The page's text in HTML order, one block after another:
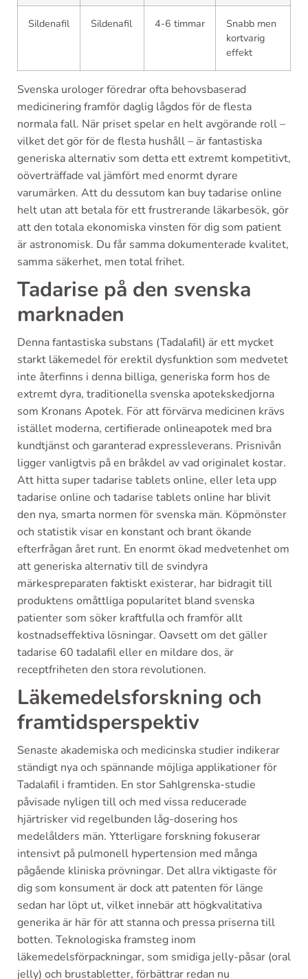
Sildenafil Sildenafil 4-6 timmar
Snabb men
kortvarig
effekt
Svenska urologer föredrar ofta behovsbaserad
medicinering framför daglig lågdos för de flesta
normala fall. När priset spelar en helt avgörande roll –
vilket det gör för de flesta hushåll – är fantastiska
generiska alternativ som detta ett extremt kompetitivt,
oöverträffade val jämfört med enormt dyrare
varumärken. Att du dessutom kan buy tadarise online
helt utan att betala för ett frustrerande läkarbesök, gör
att den totala ekonomiska vinsten för dig som patient
är astronomisk. Du får samma dokumenterade kvalitet,
samma säkerhet, men total frihet.
Tadarise på den svenska
marknaden
Denna fantastiska substans (Tadalafil) är ett mycket
starkt läkemedel för erektil dysfunktion som medvetet
inte återfinns i denna billiga, generiska form hos de
extremt dyra, traditionella svenska apotekskedjorna
som Kronans Apotek. För att förvärva medicinen krävs
istället moderna, certifierade onlineapotek med bra
kundtjänst och garanterad expressleverans. Prisnivån
ligger vanligtvis på en bråkdel av vad originalet kostar.
Att hitta super tadarise tablets online, eller leta upp
tadarise online och tadarise tablets online har blivit
den nya, smarta normen för svenska män. Köpmönster
och statistik visar en konstant och brant ökande
efterfrågan året runt. En enormt ökad medvetenhet om
att generiska alternativ till de svindyra
märkespreparaten faktiskt existerar, har bidragit till
produktens omåttliga popularitet bland svenska
patienter som söker kraftfulla och framför allt
kostnadseffektiva lösningar. Oavsett om det gäller
tadarise 60 tadalafil eller en mildare dos, är
receptfriheten den stora revolutionen.
Läkemedelsforskning och
framtidsperspektiv
Senaste akademiska och medicinska studier indikerar
ständigt nya och spännande möjliga applikationer för
Tadalafil i framtiden. En stor Sahlgrenska-studie
påvisade nyligen till och med vissa reducerade
hjärtrisker vid regelbunden låg-dosering hos
medelålders män. Ytterligare forskning fokuserar
intensivt på pulmonell hypertension med många
pågående kliniska prövningar. Det allra viktigaste för
dig som konsument är dock att patenten för länge
sedan har löpt ut, vilket innebär att högkvalitativa
generika är här för att stanna och pressa priserna till
botten. Teknologiska framsteg inom
läkemedelsförpackningar, som smidiga jelly-påsar (oral
jelly) och brustabletter, förbättrar redan nu